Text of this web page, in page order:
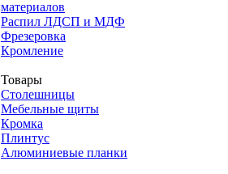
материалов
Распил ЛДСП и МДФ
Фрезеровка
Кромление
Товары
Столешницы
Мебельные щиты
Кромка
Плинтус
Алюминиевые планки